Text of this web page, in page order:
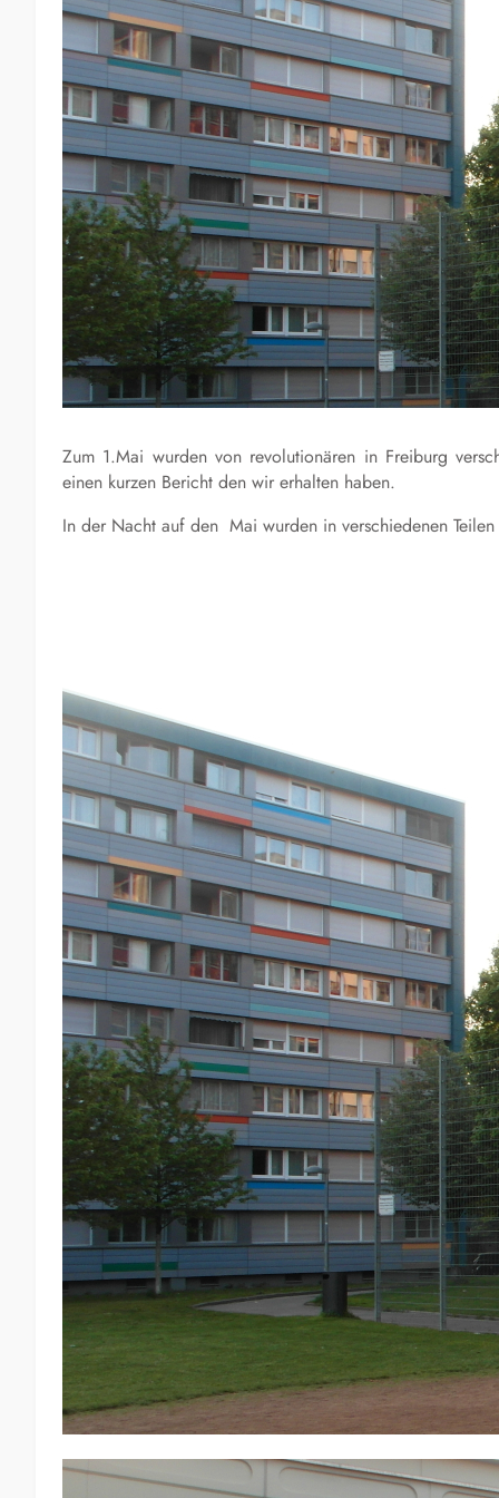
Zum 1.Mai wurden von revolutionären in Freiburg
einen kurzen Bericht den wir erhalten haben.
In der Nacht auf den Mai wurden in verschiedenen